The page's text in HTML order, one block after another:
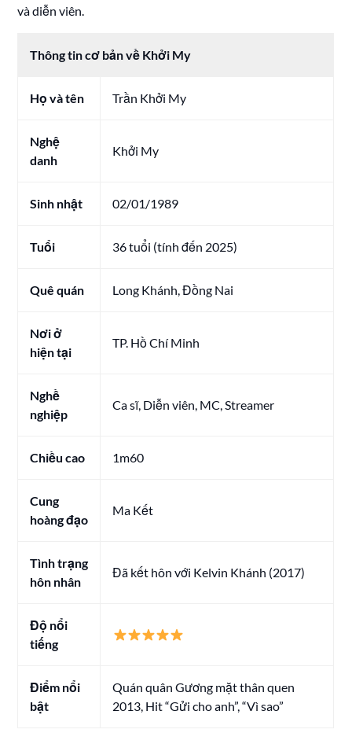
và diễn viên.
Thông tin cơ bản về Khởi My
Họ và tên Trần Khởi My
Nghệ
danh
Khởi My
Sinh nhật 02/01/1989
Tuổi 36 tuổi (tính đến 2025)
Quê quán Long Khánh, Đồng Nai
Nơi ở
hiện tại
TP. Hồ Chí Minh
Nghề
nghiệp
Ca sĩ, Diễn viên, MC, Streamer
Chiều cao 1m60
Cung
hoàng đạo
Ma Kết
Tình trạng
hôn nhân
Đã kết hôn với Kelvin Khánh (2017)
Độ nổi
tiếng
Điểm nổi
bật
Quán quân Gương mặt thân quen
2013, Hit “Gửi cho anh”, “Vì sao”